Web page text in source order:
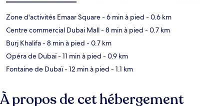
Zone d'activités Emaar Square- 6 min à pied - 0.6 km
Centre commercial Dubai Mall- 8 min à pied - 0.7 km
Burj Khalifa- 8 min à pied - 0.7 km
Opéra de Dubaï- 11 min à pied - 0.9 km
Fontaine de Dubaï- 12 min à pied - 1.1 km
À propos de cet hébergement